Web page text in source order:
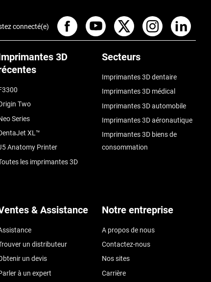
3D
Two
Series
XL™
Anatomy Printer
les imprimantes 3D
Secteurs
Imprimantes 3D dentaire
Imprimantes 3D médical
Imprimantes 3D automobile
Imprimantes 3D aéronautique
Imprimantes 3D biens de
consommation
& Assistance
un distributeur
un devis
à un expert
Notre entreprise
A propos de nous
Contactez-nous
Nos sites
Carrière
connecté(e)